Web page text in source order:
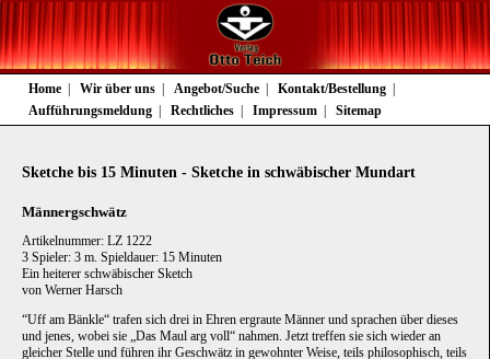
Navigation
überspringen
Home Wir über uns Angebot/Suche
Kontakt/Bestellung
Aufführungsmeldung
Rechtliches Impressum Sitemap
Sketche bis 15 Minuten - Sketche in schwäbischer Mundart
Männergschwätz
Artikelnummer: LZ 1222
3 Spieler: 3 m. Spieldauer: 15 Minuten
Ein heiterer schwäbischer Sketch
von Werner Harsch
“Uff am Bänkle“ trafen sich drei in Ehren ergraute Männer und sprachen über dieses
und jenes, wobei sie „Das Maul arg voll“ nahmen. Jetzt treffen sie sich wieder an
gleicher Stelle und führen ihr Geschwätz in gewohnter Weise, teils philosophisch, teils